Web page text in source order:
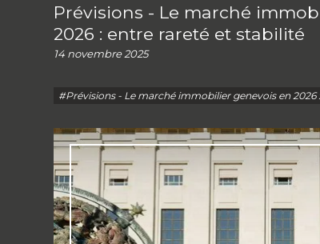
Prévisions - Le marché
2026 : entre rareté et stabilité
14 novembre 2025
#Prévisions - Le marché immobilier genevois en